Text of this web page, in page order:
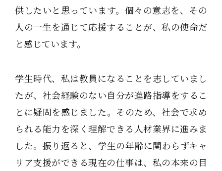
供したいと思っています。個々の意志を、その
人の一生を通じて応援することが、私の使命だ
と感じています。
学生時代、私は教員になることを志していまし
たが、社会経験のない自分が進路指導をするこ
とに疑問を感じました。そのため、社会で求め
られる能力を深く理解できる人材業界に進みま
した。振り返ると、学生の年齢に関わらずキャ
リア支援ができる現在の仕事は、私の本来の目